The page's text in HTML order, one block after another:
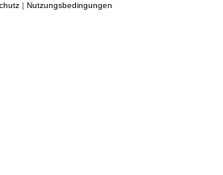
| Nutzungsbedingungen